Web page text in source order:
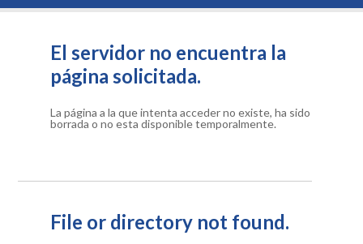
El servidor no encuentra la
página solicitada.
La página a la que intenta acceder no existe, ha sido
borrada o no esta disponible temporalmente.
File or directory not found.